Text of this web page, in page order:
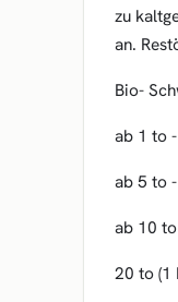
zu
an.
Bio-
ab 1 to
ab 5 to
ab 10
20 to (1